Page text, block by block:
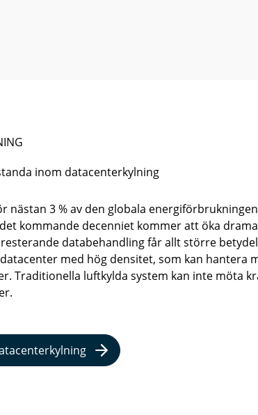
inom datacenterkylning
nästan 3 % av den globala
kommande decenniet kommer att öka
databehandling får allt större
med hög densitet, som kan hantera
Traditionella luftkylda system kan inte möta